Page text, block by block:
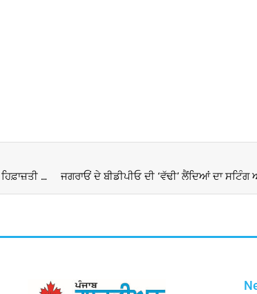
Manipur Violence: ਮਨੀਪੁਰ ’ਚ ਧਾਰਮਿਕ ਥਾਵਾਂ ਦੀ ਸੁਰੱਖਿਆ ਨੂੰ ਲੈ ਕੇ ਸੁਪਰੀਮ ਕੋਰਟ ਸਖ਼ਤ, ਹਿਫ਼ਾਜ਼ਤੀ ਕਦਮਾਂ ਬਾਰੇ ਸਰਕਾਰ ਤੋਂ ਮੰਗੀ ਜਾਣਕਾਰੀ ਜਗਰਾਓਂ ਦੇ ਬੀਡੀਪੀਓ ਦੀ ‘ਵੱਢੀ’ ਲੈਂਦਿਆਂ ਦਾ